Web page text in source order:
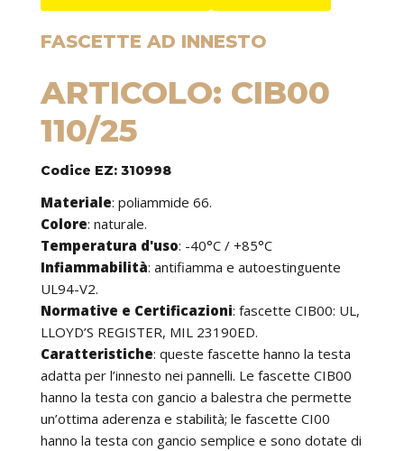
FASCETTE AD INNESTO
ARTICOLO: CIB00
110/25
Codice EZ: 310998
Materiale: poliammide 66.
Colore: naturale.
Temperatura d'uso: -40°C / +85°C
Infiammabilità: antifiamma e autoestinguente
UL94-V2.
Normative e Certificazioni: fascette CIB00: UL,
LLOYD’S REGISTER, MIL 23190ED.
Caratteristiche: queste fascette hanno la testa
adatta per l’innesto nei pannelli. Le fascette CIB00
hanno la testa con gancio a balestra che permette
un’ottima aderenza e stabilità; le fascette CI00
hanno la testa con gancio semplice e sono dotate di